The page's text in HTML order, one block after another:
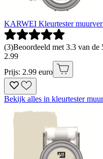
KARWEI Kleurtester
(3)Beoordeeld met 3.3 van de
2.99
Prijs: 2.99 euro
Bekijk alles in kleurtester